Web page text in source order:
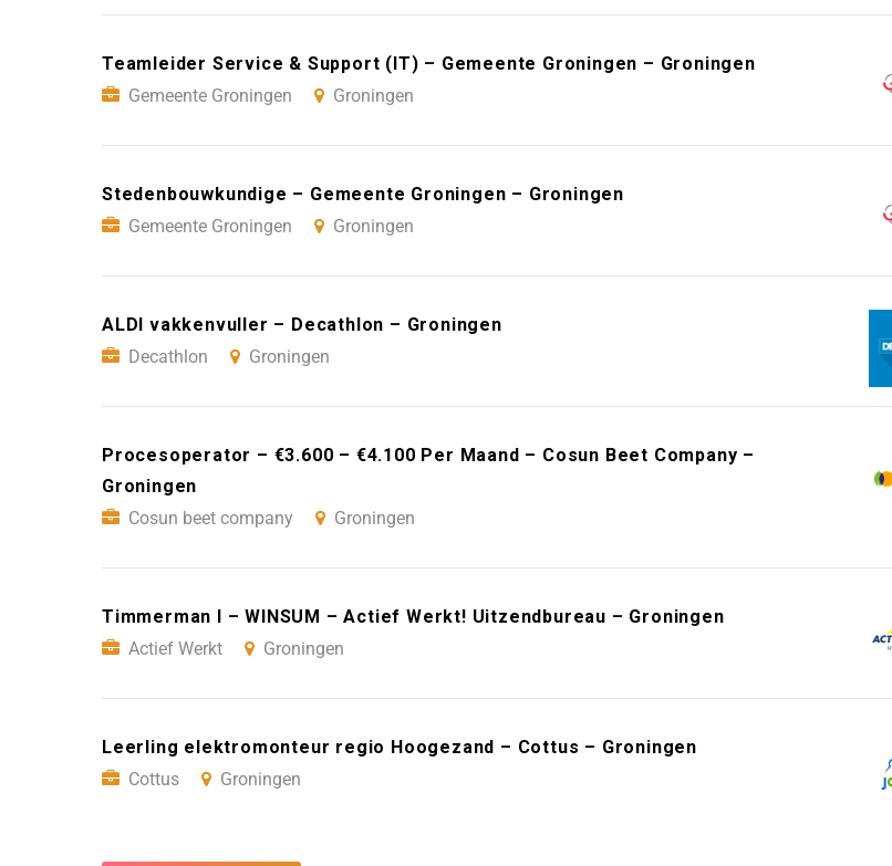
Teamleider Service & Support (IT) – Gemeente Groningen – Groningen
Gemeente Groningen
Groningen
Stedenbouwkundige – Gemeente Groningen – Groningen
Gemeente Groningen
Groningen
ALDI vakkenvuller – Decathlon – Groningen
Decathlon
Groningen
Procesoperator – €3.600 – €4.100 Per Maand – Cosun Beet Company –
Groningen
Cosun beet company
Groningen
Timmerman I – WINSUM – Actief Werkt! Uitzendbureau – Groningen
Actief Werkt
Groningen
Leerling elektromonteur regio Hoogezand – Cottus – Groningen
Cottus
Groningen